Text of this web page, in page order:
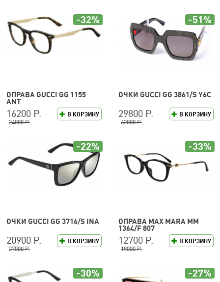
ОПРАВА GUCCI GG 1155
ANT
В КОРЗИНУ
16200 Р.
24000 Р.
-32%
ОЧКИ GUCCI GG 3861/S Y6C
В КОРЗИНУ
29800 Р.
62000 Р.
-51%
ОЧКИ GUCCI GG 3716/S INA
В КОРЗИНУ
20900 Р.
27000 Р.
-22%
ОПРАВА MAX MARA MM
1364/F 807
В КОРЗИНУ
12700 Р.
19000 Р.
-33%
-30% -27%